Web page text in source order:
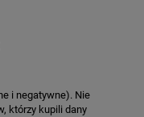
i negatywne). Nie
którzy kupili dany